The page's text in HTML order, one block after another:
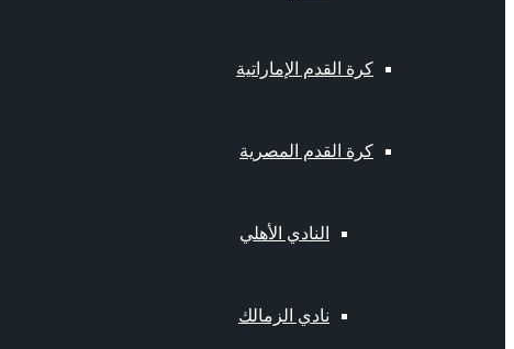
كرة القدم الإماراتية
كرة القدم المصرية
النادي الأهلي
نادي الزمالك